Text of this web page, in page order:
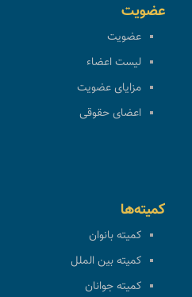
عضویت
عضویت
لیست اعضاء
مزایای عضویت
اعضای حقوقی
کمیته‌ها
کمیته بانوان
کمیته بین الملل
کمیته جوانان